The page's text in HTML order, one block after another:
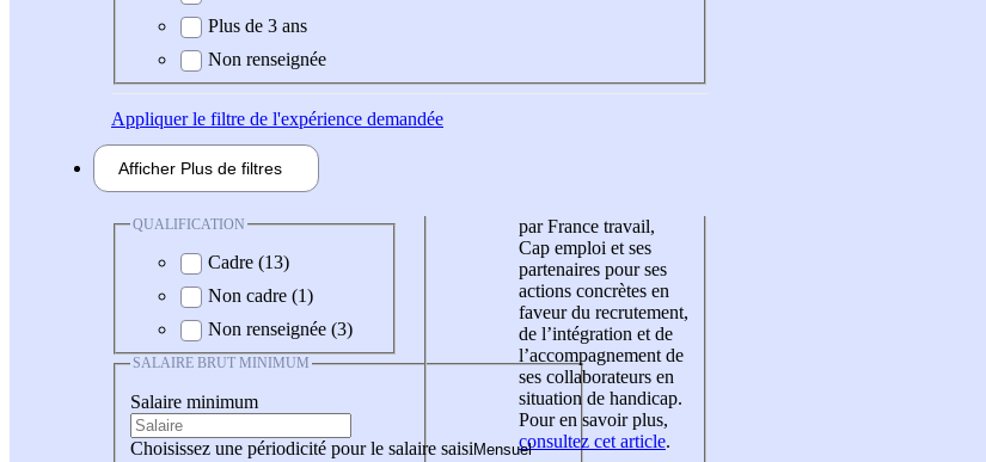
Plus de 3 ans
Non renseignée
Appliquerle filtre de l'expérience demandée
Afficher Plus de filtres
QUALIFICATION
Cadre (13)
Non cadre (1)
Non renseignée (3)
SALAIRE BRUT MINIMUM
Salaire minimum
Choisissez une périodicité pour le salaire saisi
par France travail,
Cap emploi et ses
partenaires pour ses
actions concrètes en
faveur du recrutement,
de l’intégration et de
l’accompagnement de
ses collaborateurs en
situation de handicap.
Pour en savoir plus,
consultez cet article.